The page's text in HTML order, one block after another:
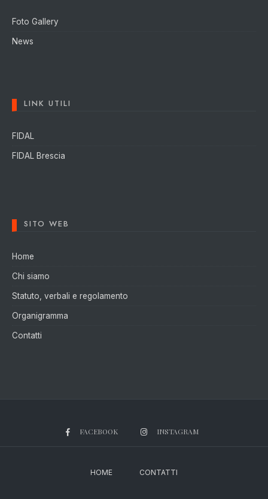
Foto Gallery
News
LINK UTILI
FIDAL
FIDAL Brescia
SITO WEB
Home
Chi siamo
Statuto, verbali e regolamento
Organigramma
Contatti
FACEBOOK INSTAGRAM
HOME CONTATTI